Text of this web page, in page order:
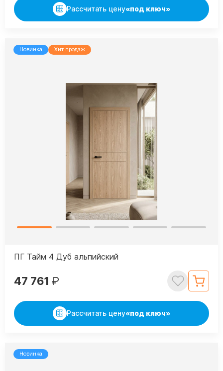
Рассчитать цену«под ключ»
Новинка Хит продаж
ПГ Тайм 4 Дуб альпийский
47 761 ₽
Рассчитать цену«под ключ»
Новинка